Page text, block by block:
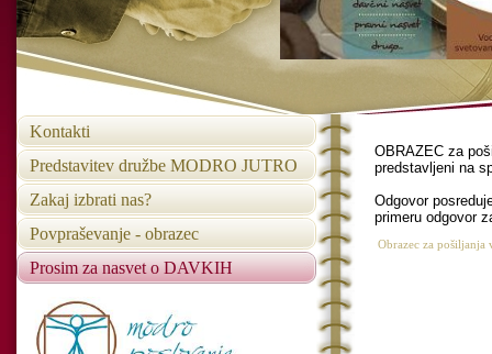
Kontakti
Predstavitev družbe MODRO JUTRO
Zakaj izbrati nas?
Povpraševanje - obrazec
Prosim za nasvet o DAVKIH
OBRAZEC za
predstavljeni na
Odgovor
primeru odgovor
Obrazec za pošiljanja